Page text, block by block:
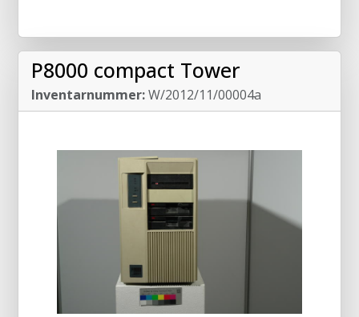
P8000 compact Tower
Inventarnummer:W/2012/11/00004a